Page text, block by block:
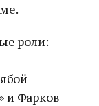
роли:
и Фарков